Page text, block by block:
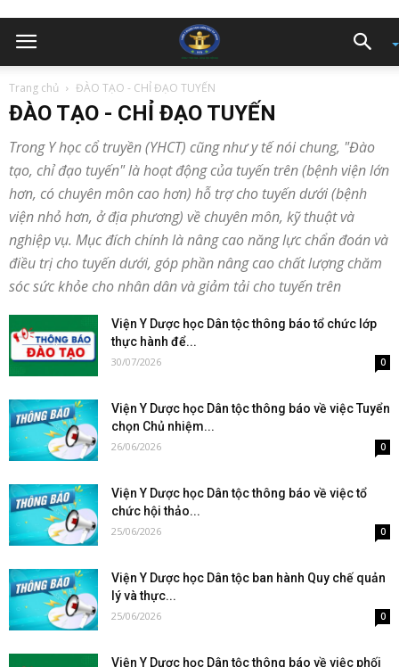
Trang chủ ĐÀO TẠO - CHỈ ĐẠO TUYẾN
ĐÀO TẠO - CHỈ ĐẠO TUYẾN
Trong Y học cổ truyền (YHCT) cũng như y tế nói chung, "Đào
tạo, chỉ đạo tuyến" là hoạt động của tuyến trên (bệnh viện lớn
hơn, có chuyên môn cao hơn) hỗ trợ cho tuyến dưới (bệnh
viện nhỏ hơn, ở địa phương) về chuyên môn, kỹ thuật và
nghiệp vụ. Mục đích chính là nâng cao năng lực chẩn đoán và
điều trị cho tuyến dưới, góp phần nâng cao chất lượng chăm
sóc sức khỏe cho nhân dân và giảm tải cho tuyến trên
Viện Y Dược học Dân tộc thông báo tổ chức lớp
thực hành để...
30/07/2026 0
Viện Y Dược học Dân tộc thông báo về việc Tuyển
chọn Chủ nhiệm...
26/06/2026 0
Viện Y Dược học Dân tộc thông báo về việc tổ
chức hội thảo...
25/06/2026 0
Viện Y Dược học Dân tộc ban hành Quy chế quản
lý và thực...
25/06/2026 0
Viện Y Dược học Dân tộc thông báo về việc phối